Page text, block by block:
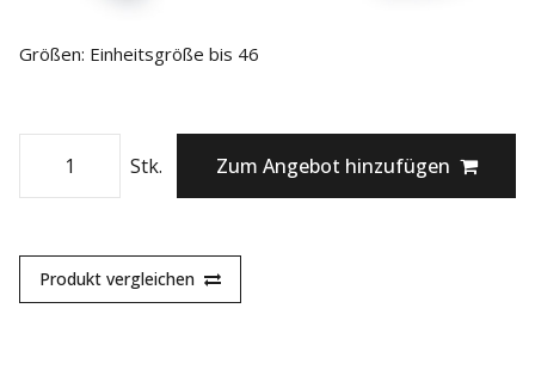
Größen: Einheitsgröße bis 46
Stk. Zum Angebot hinzufügen
Produkt vergleichen